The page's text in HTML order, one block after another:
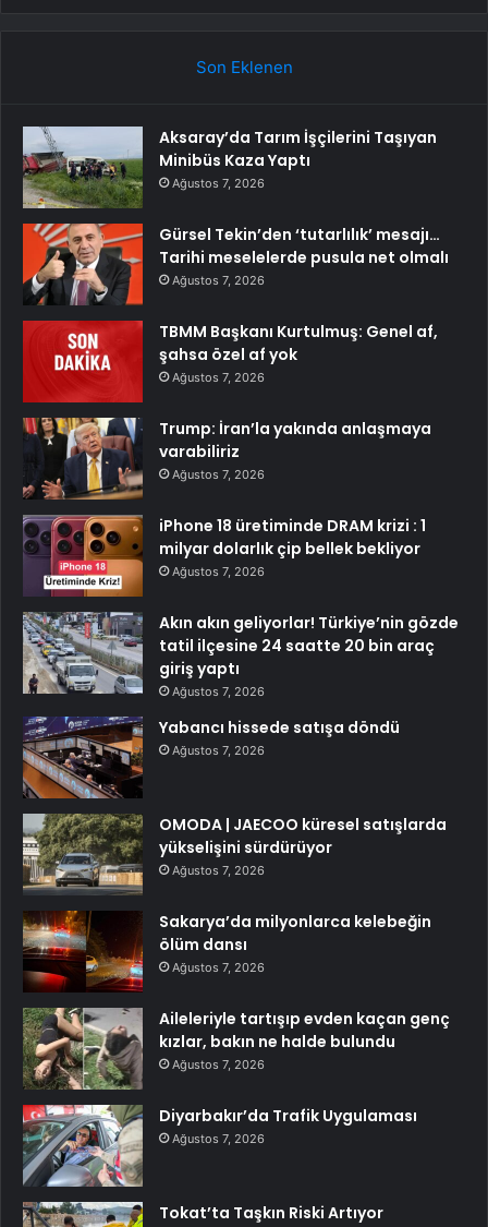
Son Eklenen
Aksaray’da Tarım İşçilerini Taşıyan
Minibüs Kaza Yaptı
Ağustos 7, 2026
Gürsel Tekin’den ‘tutarlılık’ mesajı…
Tarihi meselelerde pusula net olmalı
Ağustos 7, 2026
TBMM Başkanı Kurtulmuş: Genel af,
şahsa özel af yok
Ağustos 7, 2026
Trump: İran’la yakında anlaşmaya
varabiliriz
Ağustos 7, 2026
iPhone 18 üretiminde DRAM krizi : 1
milyar dolarlık çip bellek bekliyor
Ağustos 7, 2026
Akın akın geliyorlar! Türkiye’nin gözde
tatil ilçesine 24 saatte 20 bin araç
giriş yaptı
Ağustos 7, 2026
Yabancı hissede satışa döndü
Ağustos 7, 2026
OMODA | JAECOO küresel satışlarda
yükselişini sürdürüyor
Ağustos 7, 2026
Sakarya’da milyonlarca kelebeğin
ölüm dansı
Ağustos 7, 2026
Aileleriyle tartışıp evden kaçan genç
kızlar, bakın ne halde bulundu
Ağustos 7, 2026
Diyarbakır’da Trafik Uygulaması
Ağustos 7, 2026
Tokat’ta Taşkın Riski Artıyor